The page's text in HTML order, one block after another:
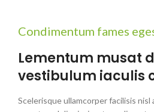
Condimentum fames
Lementum musat
vestibulum iaculis
Scelerisque ullamcorper facilisis